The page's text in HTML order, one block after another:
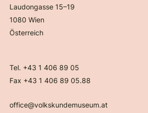
Laudongasse 15–19
1080 Wien
Österreich
Tel. +43 1 406 89 05
Fax +43 1 406 89 05.88
office@volkskundemuseum.at